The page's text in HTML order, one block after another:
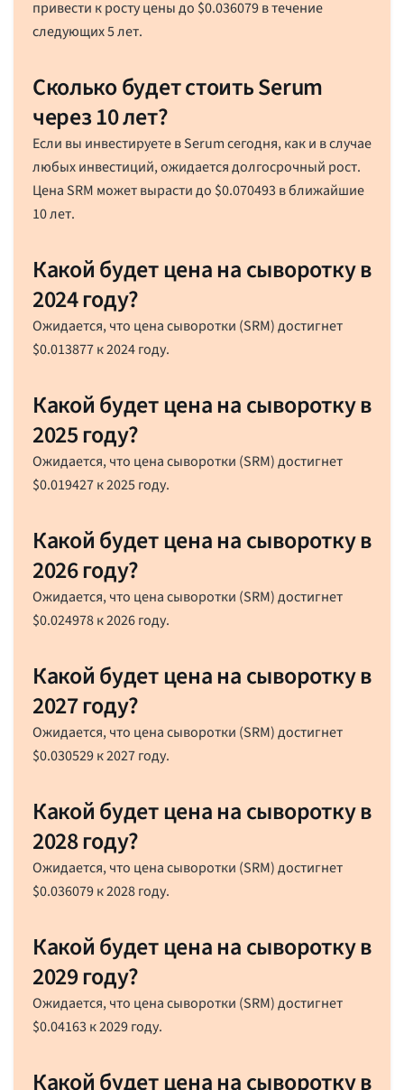
привести к росту цены до $0.036079в течение
следующих 5 лет.
Сколько будет стоить Serum
через 10 лет?
Если вы инвестируете в Serum сегодня, как и в случае
любых инвестиций, ожидается долгосрочный рост.
Цена SRM может вырасти до $0.070493 в ближайшие
10 лет.
Какой будет цена на сыворотку в
2024 году?
Ожидается, что цена сыворотки (SRM) достигнет
$0.013877к 2024 году.
Какой будет цена на сыворотку в
2025 году?
Ожидается, что цена сыворотки (SRM) достигнет
$0.019427к 2025 году.
Какой будет цена на сыворотку в
2026 году?
Ожидается, что цена сыворотки (SRM) достигнет
$0.024978к 2026 году.
Какой будет цена на сыворотку в
2027 году?
Ожидается, что цена сыворотки (SRM) достигнет
$0.030529к 2027 году.
Какой будет цена на сыворотку в
2028 году?
Ожидается, что цена сыворотки (SRM) достигнет
$0.036079к 2028 году.
Какой будет цена на сыворотку в
2029 году?
Ожидается, что цена сыворотки (SRM) достигнет
$0.04163 к 2029 году.
Какой будет цена на сыворотку в